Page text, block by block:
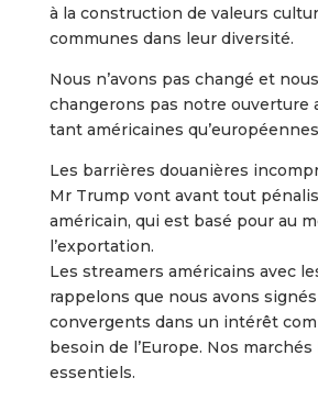
à la construction de valeurs
communes dans leur diversité.
Nous n’avons pas changé et
changerons pas notre ouverture
tant américaines qu’européennes
Les barrières douanières
Mr Trump vont avant tout
américain, qui est basé pour au
l’exportation.
Les streamers américains avec
rappelons que nous avons
convergents dans un intérêt
besoin de l’Europe. Nos
essentiels.